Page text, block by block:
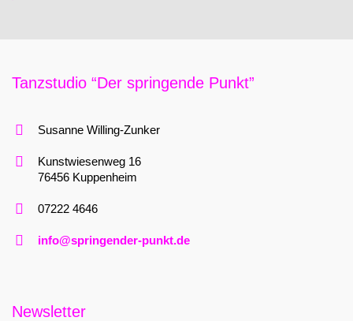
Tanzstudio “Der springende Punkt”
Susanne Willing-Zunker
Kunstwiesenweg 16
76456 Kuppenheim
07222 4646
info@springender-punkt.de
Newsletter